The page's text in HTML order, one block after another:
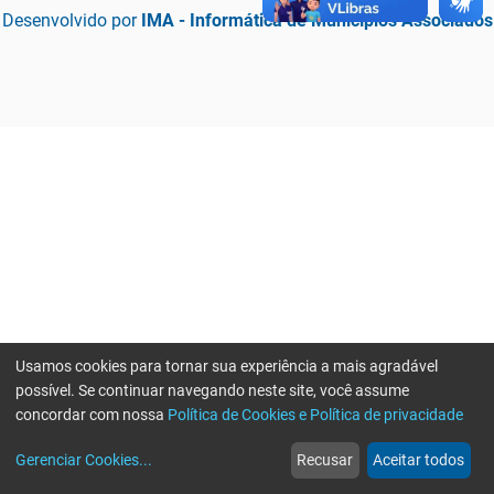
Desenvolvido por IMA - Informática de Municípios Associados
web
Notícias
more_horiz
Mais
Usamos cookies para tornar sua experiência a mais agradável
possível. Se continuar navegando neste site, você assume
concordar com nossa Política de Cookies e Política de privacidade
Gerenciar Cookies... Recusar Aceitar todos
Erro ao enviar informações, por favor tente novamente